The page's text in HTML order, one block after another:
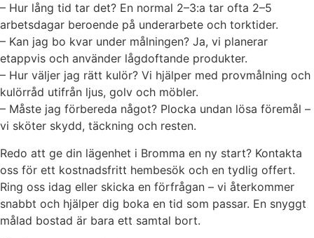
– Hur lång tid tar det? En normal 2–3:a tar ofta 2–5
arbetsdagar beroende på underarbete och torktider.
– Kan jag bo kvar under målningen? Ja, vi planerar
etappvis och använder lågdoftande produkter.
– Hur väljer jag rätt kulör? Vi hjälper med provmålning och
kulörråd utifrån ljus, golv och möbler.
– Måste jag förbereda något? Plocka undan lösa föremål –
vi sköter skydd, täckning och resten.
Redo att ge din lägenhet i Bromma en ny start? Kontakta
oss för ett kostnadsfritt hembesök och en tydlig offert.
Ring oss idag eller skicka en förfrågan – vi återkommer
snabbt och hjälper dig boka en tid som passar. En snyggt
målad bostad är bara ett samtal bort.